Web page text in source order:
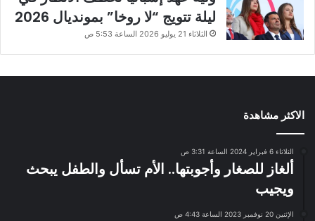
ليلة تتويج “لا روخا” بمونديال 2026
الثلاثاء 21 يوليو 2026 الساعة 5:53 ص
الاكثر مشاهدة
الثلاثاء 6 فبراير 2024 الساعة 3:31 ص
ألغاز للصغار وأجوبتها.. الأم تسأل والطفل يبحث
ويجيب
الإثنين 20 نوفمبر 2023 الساعة 4:43 ص